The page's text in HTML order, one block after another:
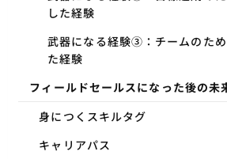
した経験
武器になる経験③：チームのた
た経験
フィールドセールスになった後の未
身につくスキルタグ
キャリアパス